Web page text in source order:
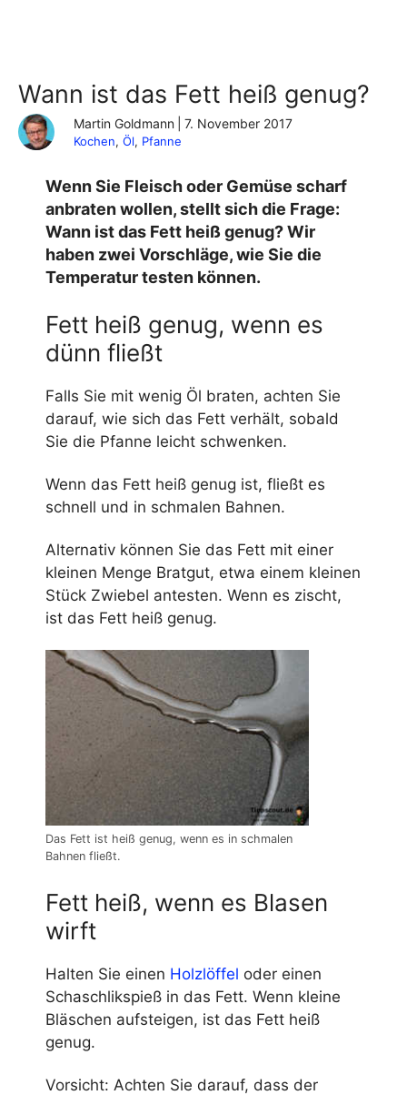
Wann ist das Fett heiß genug?
Martin Goldmann 7. November 2017
Kochen, Öl, Pfanne
Wenn Sie Fleisch oder Gemüse scharf
anbraten wollen, stellt sich die Frage:
Wann ist das Fett heiß genug? Wir
haben zwei Vorschläge, wie Sie die
Temperatur testen können.
Fett heiß genug, wenn es
dünn fließt
Falls Sie mit wenig Öl braten, achten Sie
darauf, wie sich das Fett verhält, sobald
Sie die Pfanne leicht schwenken.
Wenn das Fett heiß genug ist, fließt es
schnell und in schmalen Bahnen.
Alternativ können Sie das Fett mit einer
kleinen Menge Bratgut, etwa einem kleinen
Stück Zwiebel antesten. Wenn es zischt,
ist das Fett heiß genug.
Das Fett ist heiß genug, wenn es in schmalen
Bahnen fließt.
Fett heiß, wenn es Blasen
wirft
Halten Sie einen Holzlöffel oder einen
Schaschlikspieß in das Fett. Wenn kleine
Bläschen aufsteigen, ist das Fett heiß
genug.
Vorsicht: Achten Sie darauf, dass der